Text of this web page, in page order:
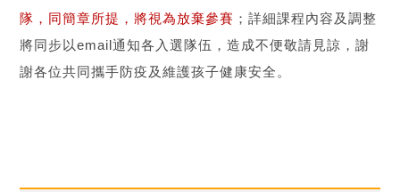
隊，同簡章所提，將視為放棄參賽 ；詳細課程內容及調整
將同步以email通知各入選隊伍，造成不便敬請見諒，謝
謝各位共同攜手防疫及維護孩子健康安全。